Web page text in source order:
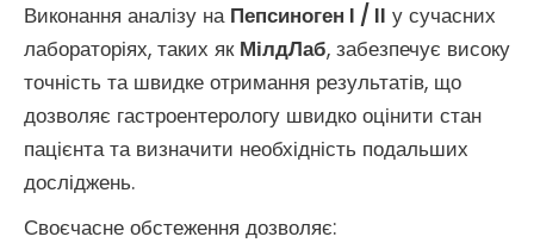
Виконання аналізу на Пепсиноген I / II у сучасних
лабораторіях, таких як МілдЛаб, забезпечує високу
точність та швидке отримання результатів, що
дозволяє гастроентерологу швидко оцінити стан
пацієнта та визначити необхідність подальших
досліджень.
Своєчасне обстеження дозволяє: